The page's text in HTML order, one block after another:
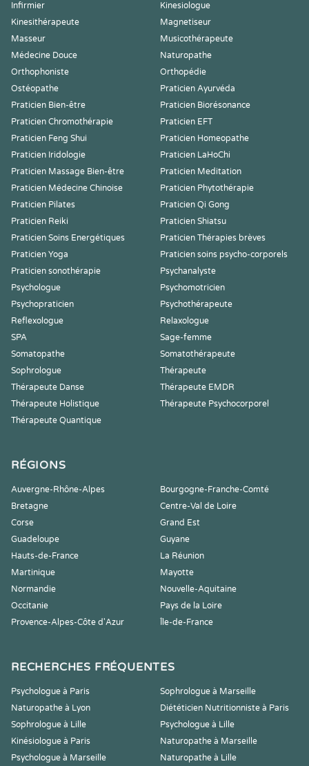
Infirmier
Kinesiologue
Kinesithérapeute
Magnetiseur
Masseur
Musicothérapeute
Médecine Douce
Naturopathe
Orthophoniste
Orthopédie
Ostéopathe
Praticien Ayurvéda
Praticien Bien-être
Praticien Biorésonance
Praticien Chromothérapie
Praticien EFT
Praticien Feng Shui
Praticien Homeopathe
Praticien Iridologie
Praticien LaHoChi
Praticien Massage Bien-être
Praticien Meditation
Praticien Médecine Chinoise
Praticien Phytothérapie
Praticien Pilates
Praticien Qi Gong
Praticien Reiki
Praticien Shiatsu
Praticien Soins Energétiques
Praticien Thérapies brèves
Praticien Yoga
Praticien soins psycho-corporels
Praticien sonothérapie
Psychanalyste
Psychologue
Psychomotricien
Psychopraticien
Psychothérapeute
Reflexologue
Relaxologue
SPA
Sage-femme
Somatopathe
Somatothérapeute
Sophrologue
Thérapeute
Thérapeute Danse
Thérapeute EMDR
Thérapeute Holistique
Thérapeute Psychocorporel
Thérapeute Quantique
RÉGIONS
Auvergne-Rhône-Alpes
Bourgogne-Franche-Comté
Bretagne
Centre-Val de Loire
Corse
Grand Est
Guadeloupe
Guyane
Hauts-de-France
La Réunion
Martinique
Mayotte
Normandie
Nouvelle-Aquitaine
Occitanie
Pays de la Loire
Provence-Alpes-Côte d'Azur
Île-de-France
RECHERCHES FRÉQUENTES
Psychologue à Paris
Sophrologue à Marseille
Naturopathe à Lyon
Diététicien Nutritionniste à Paris
Sophrologue à Lille
Psychologue à Lille
Kinésiologue à Paris
Naturopathe à Marseille
Psychologue à Marseille
Naturopathe à Lille